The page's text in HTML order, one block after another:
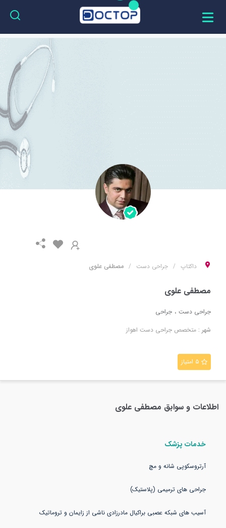
داکتاپ جراحی دست مصطفی علوی
مصطفی علوی
جراحی دست
جراحی
شهر : متخصص جراحی دست اهواز
۵ امتیاز
اطلاعات و سوابق مصطفی علوی
خدمات پزشک